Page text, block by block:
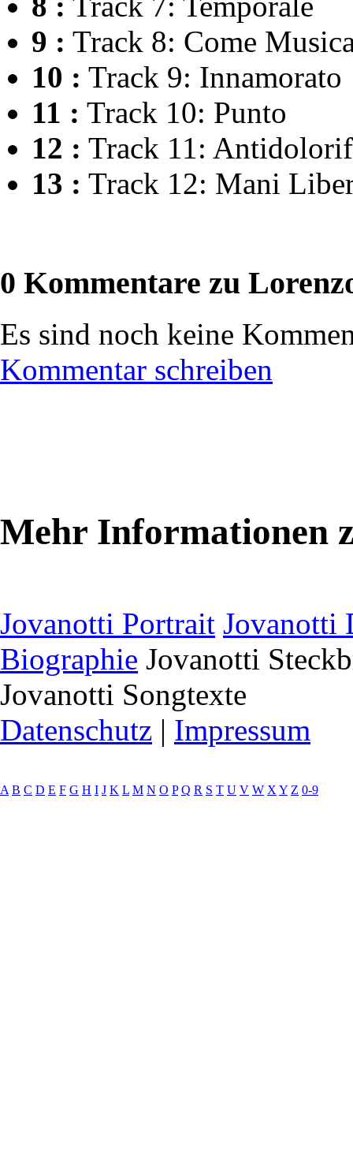
9 : Track 8: Come
10 : Track 9: Innamorato
11 : Track 10: Punto
12 : Track 11:
13 : Track 12: Mani
0 Kommentare zu
Es sind noch keine
Kommentar schreiben
Mehr Informationen
Jovanotti Portrait Jovanotti
Biographie Jovanotti
Jovanotti Songtexte
Datenschutz | Impressum
A B C D E F G H I J K L M N O P Q R S T U V W X Y Z 0-9